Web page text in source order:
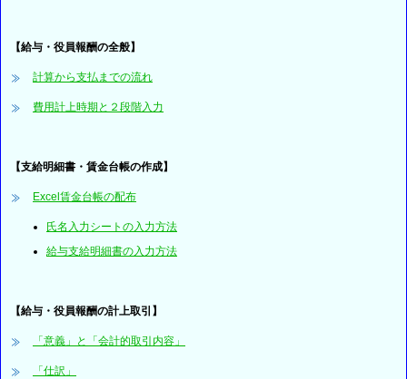
【給与・役員報酬の全般】
計算から支払までの流れ
費用計上時期と２段階入力
【支給明細書・賃金台帳の作成】
Excel賃金台帳の配布
氏名入力シートの入力方法
給与支給明細書の入力方法
【給与・役員報酬の計上取引】
「意義」と「会計的取引内容」
「仕訳」